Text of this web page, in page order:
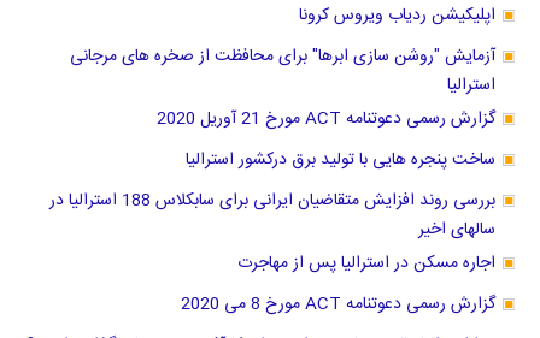
اپلیکیشن ردیاب ویروس کرونا
آزمایش "روشن سازی ابرها" برای محافظت از صخره های مرجانی
استرالیا
گزارش رسمی دعوتنامه ACT مورخ 21 آوریل 2020
ساخت پنجره هایی با تولید برق درکشور استرالیا
بررسی روند افزایش متقاضیان ایرانی برای سابکلاس 188 استرالیا در
سالهای اخیر
اجاره مسکن در استرالیا پس از مهاجرت
گزارش رسمی دعوتنامه ACT مورخ 8 می 2020